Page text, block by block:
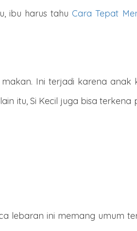
ibu harus tahu Cara Tepat
Ini terjadi karena anak
itu, Si Kecil juga bisa
lebaran ini memang umum